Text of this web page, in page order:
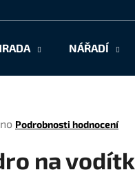
NÁŘADÍ
Podrobnosti hodnocení
na